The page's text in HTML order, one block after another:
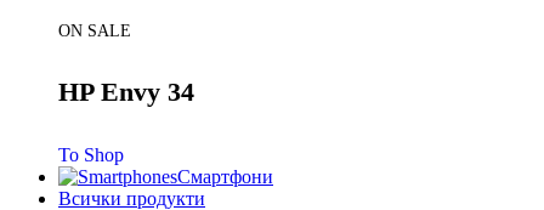
ON SALE
HP Envy 34
To Shop
Смартфони
Всички продукти